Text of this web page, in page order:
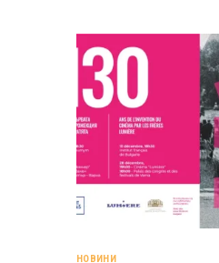
АНАЛИЗИ
БАХТИ НАГРАДИТЕ
ИНТЕРВЮТА
ЗА НАС
НОВИНИ